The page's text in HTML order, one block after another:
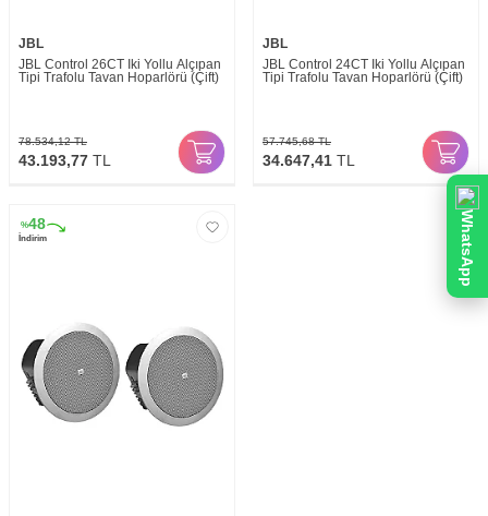
JBL
JBL Control 26CT İki Yollu Alçıpan
Tipi Trafolu Tavan Hoparlörü (Çift)
78.534,12TL
43.193,77 TL
JBL
JBL Control 24CT İki Yollu Alçıpan
Tipi Trafolu Tavan Hoparlörü (Çift)
57.745,68TL
34.647,41 TL
%48
İndirim WhatsApp